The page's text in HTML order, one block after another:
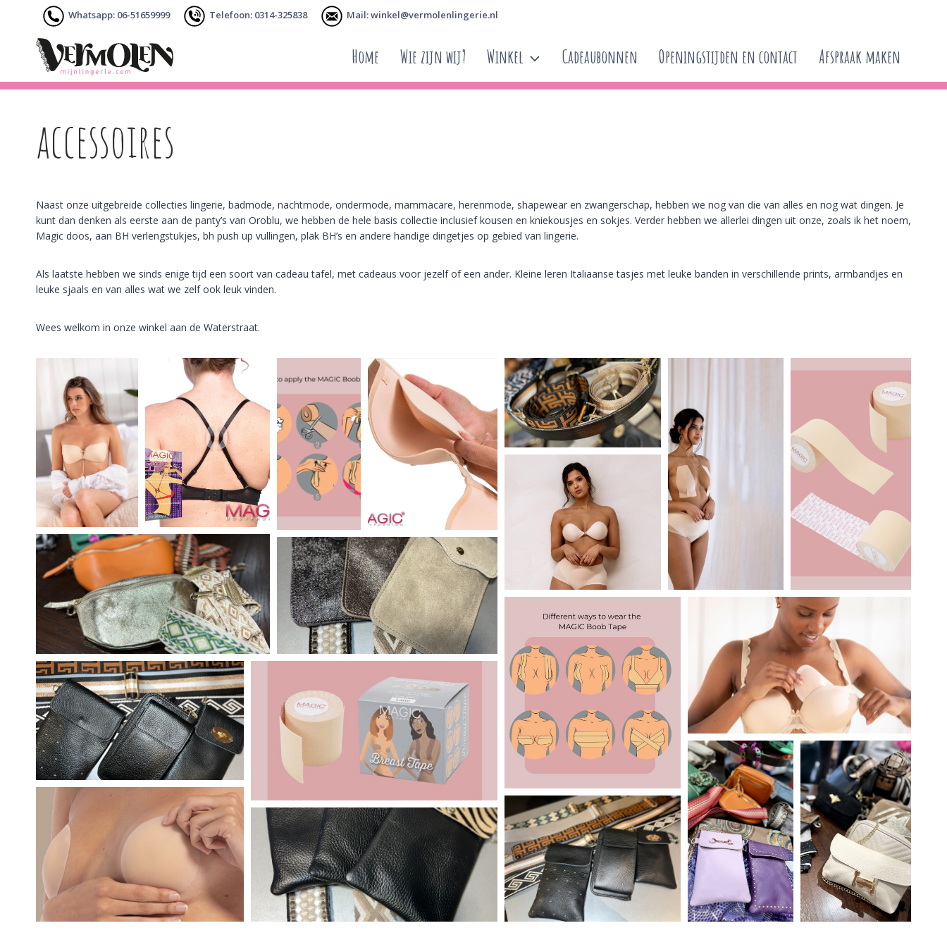
Doorgaan
Whatsapp: 06-51659999 Telefoon: 0314-325838 Mail: winkel@vermolenlingerie.nl
Home Wie zijn wij? Winkel Cadeaubonnen Openingstijden en contact Afspraak maken
accessoires
Naast onze uitgebreide collecties lingerie, badmode, nachtmode, ondermode, mammacare, herenmode, shapewear en zwangerschap, hebben we nog van die van alles en nog wat dingen. Je
kunt dan denken als eerste aan de panty’s van Oroblu, we hebben de hele basis collectie inclusief kousen en kniekousjes en sokjes. Verder hebben we allerlei dingen uit onze, zoals ik het noem,
Magic doos, aan BH verlengstukjes, bh push up vullingen, plak BH’s en andere handige dingetjes op gebied van lingerie.
Als laatste hebben we sinds enige tijd een soort van cadeau tafel, met cadeaus voor jezelf of een ander. Kleine leren Italiaanse tasjes met leuke banden in verschillende prints, armbandjes en
leuke sjaals en van alles wat we zelf ook leuk vinden.
Wees welkom in onze winkel aan de Waterstraat.